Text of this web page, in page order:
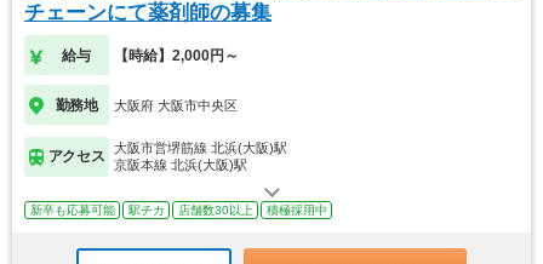
チェーンにて薬剤師の募集
給与 【時給】2,000円～
勤務地 大阪府 大阪市中央区
アクセス
大阪市営堺筋線 北浜(大阪)駅
京阪本線 北浜(大阪)駅
新卒も応募可能 駅チカ 店舗数30以上 積極採用中